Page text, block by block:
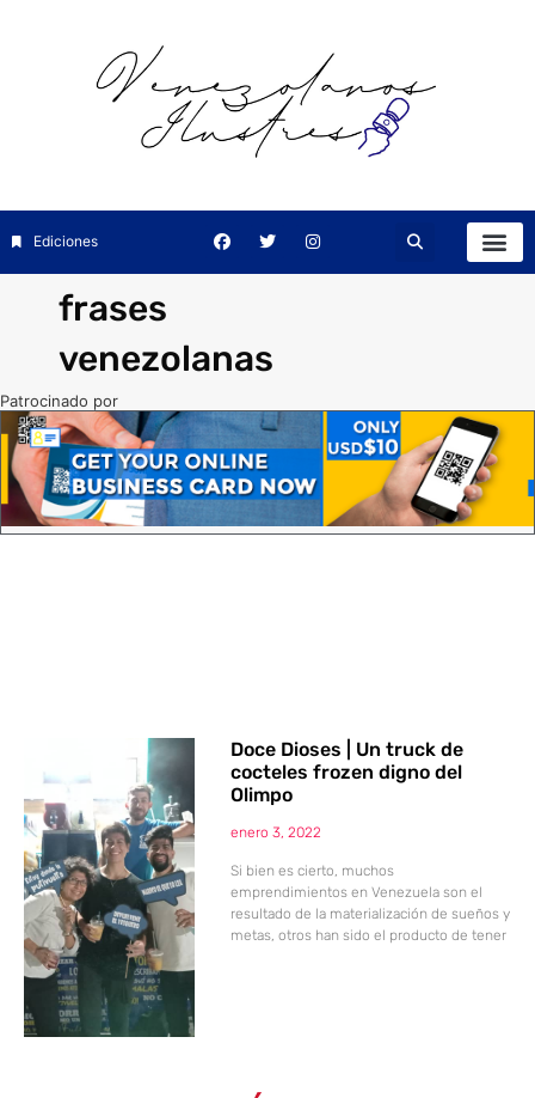
Ediciones
frases
venezolanas
Patrocinado por
Doce Dioses | Un truck de
cocteles frozen digno del
Olimpo
enero 3, 2022
Si bien es cierto, muchos
emprendimientos en Venezuela son el
resultado de la materialización de sueños y
metas, otros han sido el producto de tener